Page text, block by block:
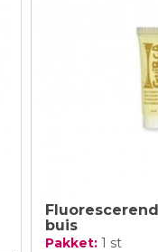
buis
Pakket: 1 st